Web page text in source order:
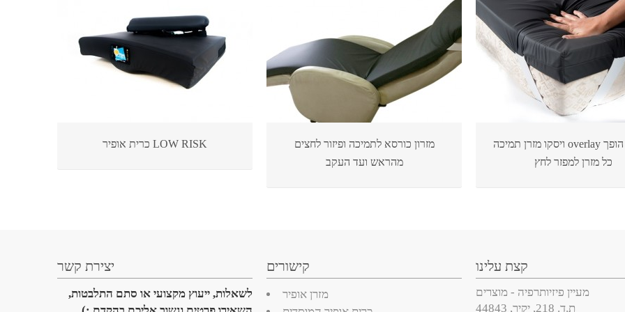
כרית אופיר LOW RISK
מזרון כורסא לתמיכה ופיזור לחצים
מהראש ועד העקב
ויסקו מזרן תמיכה overlay אופיר- הופך
כל מזרן למפזר לחץ
קצת עלינו
מעיין פיזיותרפיה - מוצרים
ת.ד. 218, יקיר, 44843
קישורים
מזרן אופיר
יצירת קשר
לשאלות, ייעוץ מקצועי או סתם התלבטות,